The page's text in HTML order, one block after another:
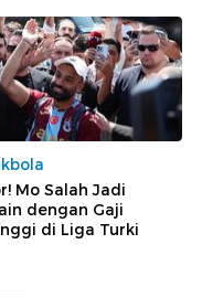
Mo Salah Jadi
dengan Gaji
di Liga Turki